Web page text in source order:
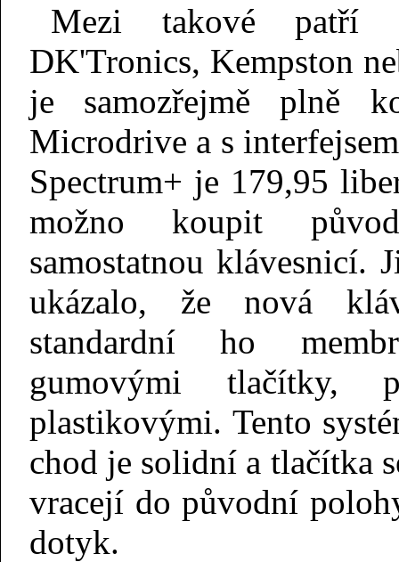
Mezi takové patří
DK'Tronics, Kempston
je samozřejmě plně
Microdrive a s
Spectrum+ je 179,95
možno koupit
samostatnou klávesnicí.
ukázalo, že nová
standardní ho
gumovými tlačítky,
plastikovými. Tento
chod je solidní a tlačítka
vracejí do původní
dotyk.